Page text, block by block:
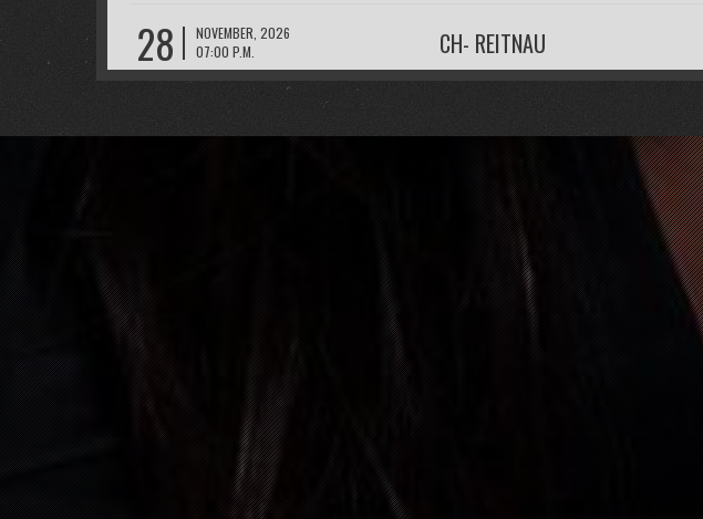
28
NOVEMBER, 2026
07:00 P.M.
CH- REITNAU
11
FREIBURG
31 BAD KROZINGEN
08
09:00 P.M.
06
FEBRUAR, 2027
09:00 P.M.
FEBRUAR, 2027